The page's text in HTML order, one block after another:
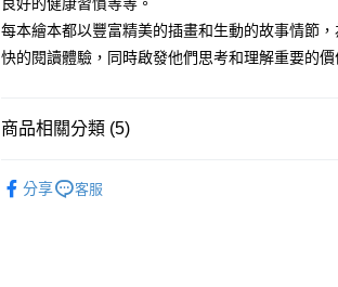
１．透過由恩沛科技股份有限公司提供之「AFTEE先享後
交易，需依本服務之必要範圍內提供個人資料，並將交
求債權轉讓予恩沛科技股份有限公司。
２．關於個人資料處理事宜，請瀏覽以下網址：
「AFTEE先享後付」，若未經同意申辦者引起之損失，本
即時審查核予不同之上限額度；若仍有額度不足之情形，
每本繪本都以豐富精美的插畫和生動的故事情節
快的閱讀體驗，同時啟發他們思考和理解重要的價
商品相關分類 (5)
分享 客服